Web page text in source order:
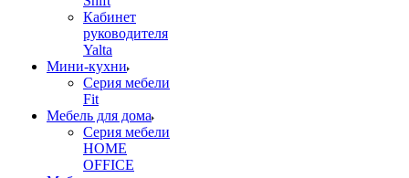
Кабинет
руководителя
Yalta
Мини-кухни
Серия мебели
Fit
Мебель для дома
Серия мебели
HOME
OFFICE